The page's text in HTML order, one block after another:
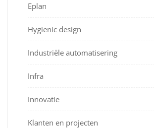
Eplan
Hygienic design
Industriële automatisering
Infra
Innovatie
Klanten en projecten